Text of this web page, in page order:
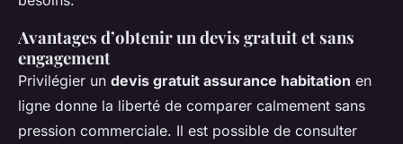
Avantages d’obtenir un devis gratuit et sans
engagement
Privilégier un devis gratuit assurance habitation en
ligne donne la liberté de comparer calmement sans
pression commerciale. Il est possible de consulter